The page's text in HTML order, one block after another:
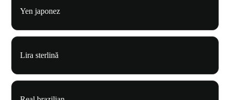
Yen japonez
Lira sterlină